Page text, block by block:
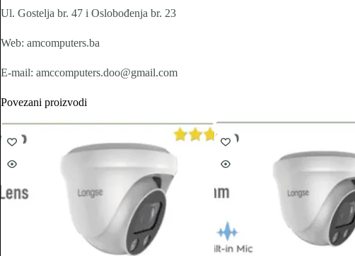
Ul. Gostelja br. 47 i Oslobođenja br. 23
Web: amcomputers.ba
E-mail: amccomputers.doo@gmail.com
Povezani proizvodi